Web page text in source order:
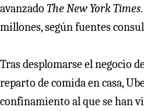
avanzado The New York Times
millones, según fuentes
Tras desplomarse el negocio
reparto de comida en casa,
confinamiento al que se han